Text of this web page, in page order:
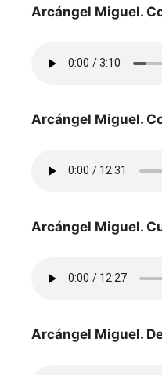
Arcángel Miguel.
Arcángel Miguel.
Arcángel Miguel.
Arcángel Miguel.